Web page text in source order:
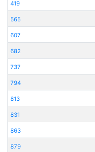
419
565
607
682
737
794
813
831
863
879